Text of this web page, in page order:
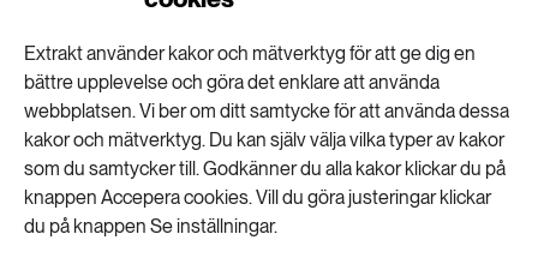
Extrakt använder kakor och mätverktyg för att ge dig en
bättre upplevelse och göra det enklare att använda
webbplatsen. Vi ber om ditt samtycke för att använda dessa
kakor och mätverktyg. Du kan själv välja vilka typer av kakor
som du samtycker till. Godkänner du alla kakor klickar du på
knappen Accepera cookies. Vill du göra justeringar klickar
du på knappen Se inställningar.
”Man kan se olja, diesel och bensin som ett
kulturarv”